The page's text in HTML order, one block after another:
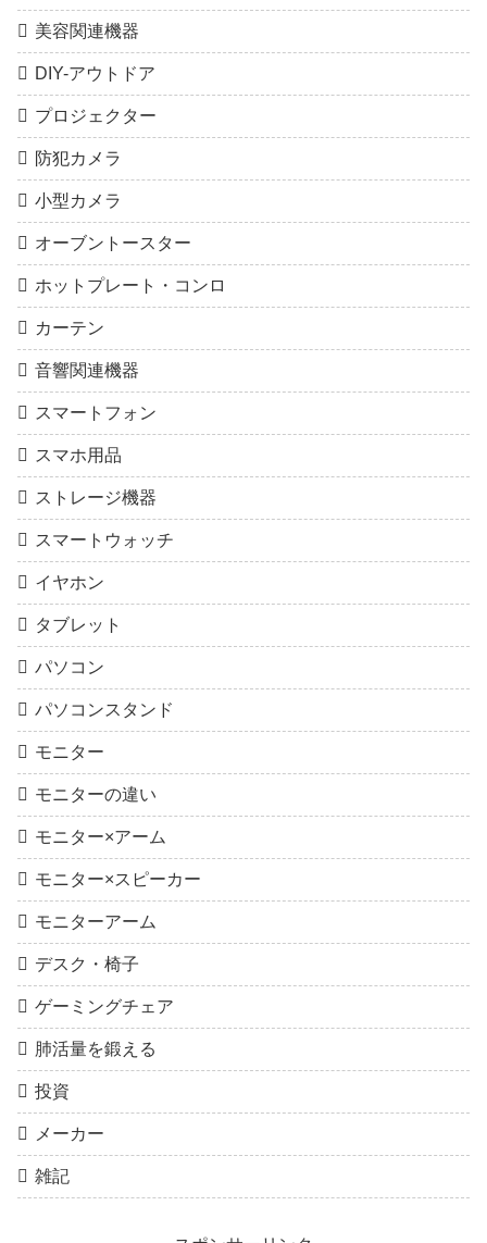
美容関連機器
DIY-アウトドア
プロジェクター
防犯カメラ
小型カメラ
オーブントースター
ホットプレート・コンロ
カーテン
音響関連機器
スマートフォン
スマホ用品
ストレージ機器
スマートウォッチ
イヤホン
タブレット
パソコン
パソコンスタンド
モニター
モニターの違い
モニター×アーム
モニター×スピーカー
モニターアーム
デスク・椅子
ゲーミングチェア
肺活量を鍛える
投資
メーカー
雑記